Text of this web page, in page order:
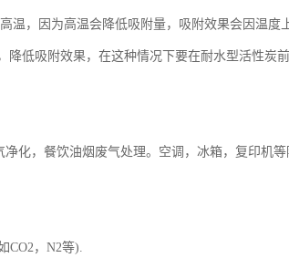
温，因为高温会降低吸附量，吸附效果会因温度
降低吸附效果，在这种情况下要在耐水型活性炭
化，餐饮油烟废气处理。空调，冰箱，复印机等
CO2，N2等).